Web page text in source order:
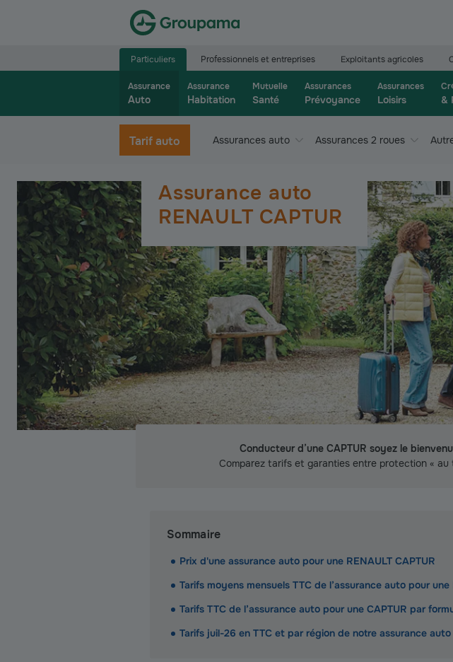
Particuliers Professionnels et entreprises Exploitants agricoles
Assurance
Auto
Assurance
Habitation
Mutuelle
Santé
Assurances
Prévoyance
Assurances
Loisirs &
Tarif auto Assurances auto Assurances 2 roues
Assurance auto
RENAULT CAPTUR
Conducteur d’une CAPTUR soyez le bienvenu
Comparez tarifs et garanties entre protection «
Sommaire
Prix d'une assurance auto pour une RENAULT CAPTUR
Tarifs moyens mensuels TTC de l’assurance auto pour une
Tarifs TTC de l’assurance auto pour une CAPTUR par
Tarifs juil-26 en TTC et par région de notre assurance auto